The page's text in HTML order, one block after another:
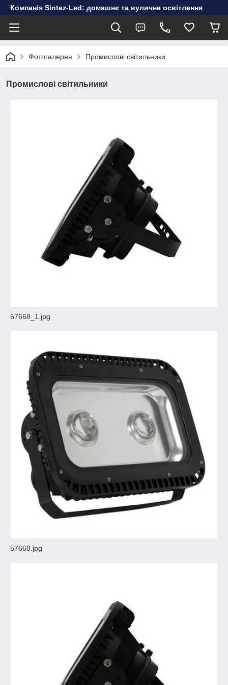
Компанія Sintez-Led: домашнє та вуличне освітлення
Фотогалерея Промислові світильники
Промислові світильники
57668_1.jpg
57668.jpg